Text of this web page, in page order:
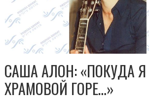
САША АЛОН: «ПОКУДА
ХРАМОВОЙ ГОРЕ…»